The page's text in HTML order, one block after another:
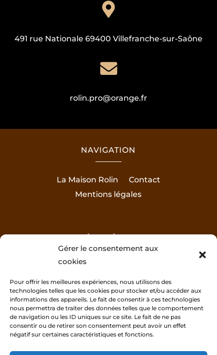
Gérer le consentement aux
cookies
Pour offrir les meilleures expériences, nous utilisons des
technologies telles que les cookies pour stocker et/ou accéder aux
informations des appareils. Le fait de consentir à ces technologies
nous permettra de traiter des données telles que le comportement
de navigation ou les ID uniques sur ce site. Le fait de ne pas
consentir ou de retirer son consentement peut avoir un effet
négatif sur certaines caractéristiques et fonctions.

491 rue Nationale 69400 Villefranche-sur-Saône

rolin.pro@orange.fr
NAVIGATION
La Maison Rolin
Contact
Mentions légales